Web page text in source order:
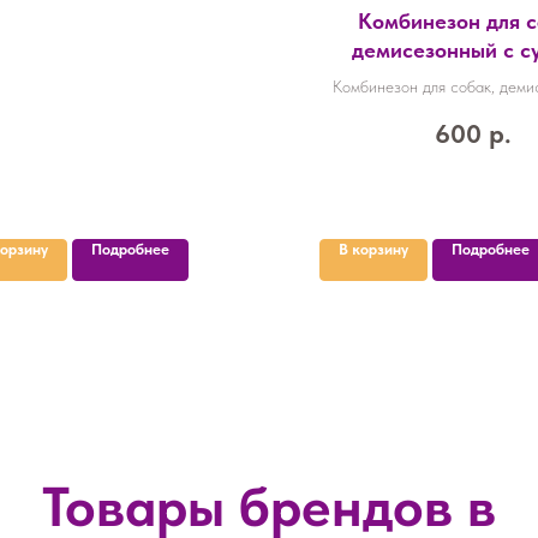
Подробнее
Комбинезон для
демисезонный с
размер ХL (ДС 37,
Комбинезон для собак,
см), розовый
600 р.
В корзину Подробнее
Товары брендов в